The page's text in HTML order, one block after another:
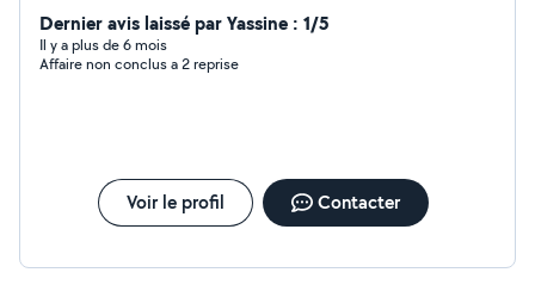
Dernier avis laissé par Yassine : 1/5
Il y a plus de 6 mois
Affaire non conclus a 2 reprise
Voir le profil Contacter